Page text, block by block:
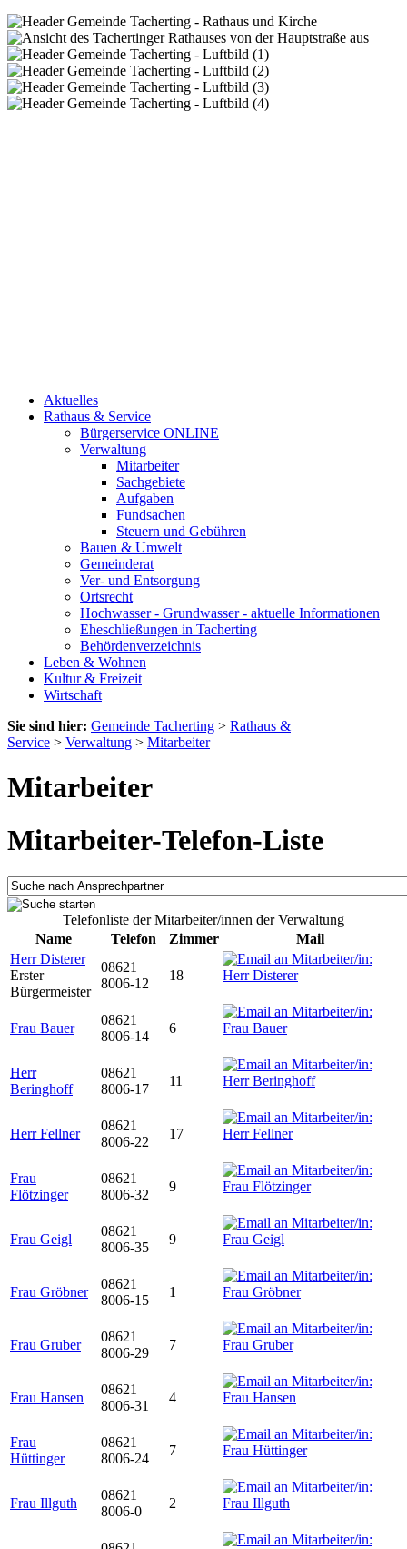
Aktuelles
Rathaus & Service
Bürgerservice ONLINE
Verwaltung
Mitarbeiter
Sachgebiete
Aufgaben
Fundsachen
Steuern und Gebühren
Bauen & Umwelt
Gemeinderat
Ver- und Entsorgung
Ortsrecht
Hochwasser - Grundwasser - aktuelle Informationen
Eheschließungen in Tacherting
Behördenverzeichnis
Leben & Wohnen
Kultur & Freizeit
Wirtschaft
Sie sind hier: Gemeinde Tacherting > Rathaus &
Service > Verwaltung > Mitarbeiter
Mitarbeiter
Mitarbeiter-Telefon-Liste
Telefonliste der Mitarbeiter/innen der Verwaltung
Name
Telefon Zimmer
Mail
Herr Disterer
Erster
Bürgermeister
08621
8006-12
18
Frau Bauer
08621
8006-14
6
Herr
Beringhoff
08621
8006-17
11
Herr Fellner
08621
8006-22
17
Frau
Flötzinger
08621
8006-32
9
Frau Geigl
08621
8006-35
9
Frau Gröbner
08621
8006-15
1
Frau Gruber
08621
8006-29
7
Frau Hansen
08621
8006-31
4
Frau
Hüttinger
08621
8006-24
7
Frau Illguth
08621
8006-0
2